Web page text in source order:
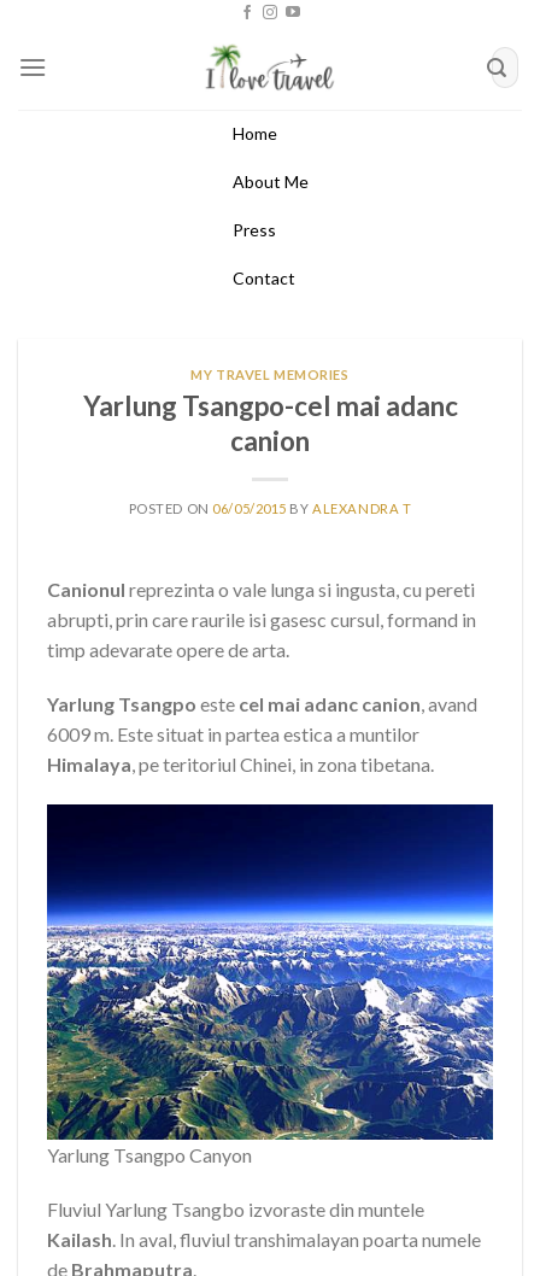
content
Home
About Me
Press
Contact
MY TRAVEL MEMORIES
Yarlung Tsangpo-cel mai adanc
canion
POSTED ON 06/05/2015 BY ALEXANDRA T
Canionul reprezinta o vale lunga si ingusta, cu pereti
abrupti, prin care raurile isi gasesc cursul, formand in
timp adevarate opere de arta.
Yarlung Tsangpo este cel mai adanc canion, avand
6009 m. Este situat in partea estica a muntilor
Himalaya, pe teritoriul Chinei, in zona tibetana.
Yarlung Tsangpo Canyon
Fluviul Yarlung Tsangbo izvoraste din muntele
Kailash. In aval, fluviul transhimalayan poarta numele
de Brahmaputra.